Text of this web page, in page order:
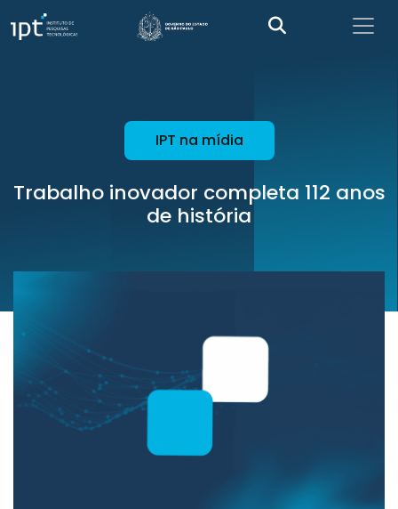
IPT na mídia
Trabalho inovador completa 112 anos
de história